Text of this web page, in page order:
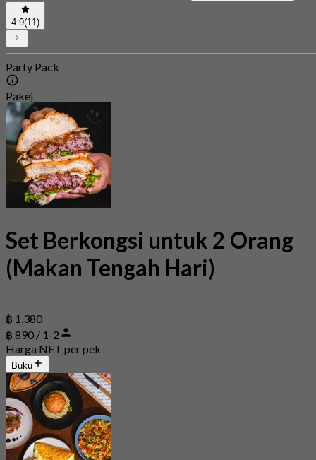
4.9(11)
Party Pack
Pakej
Set Berkongsi untuk 2 Orang
(Makan Tengah Hari)
฿ 1,380
฿ 890 / 1-2
Harga NET per pek
Buku